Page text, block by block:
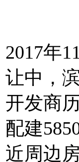
2017年
让中，
开发商
配建
近周边